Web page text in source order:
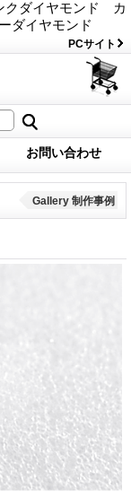
クダイヤモンド カ
ダイヤモンド
PCサイト
お問い合わせ
Gallery 制作事例